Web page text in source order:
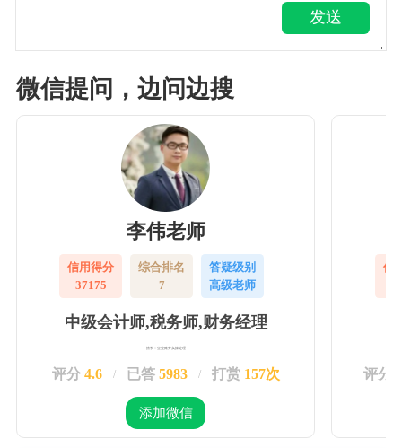
发送
微信提问，边问边搜
李伟老师
信用得分
37175
综合排名
7
答疑级别
高级老师
中级会计师,税务师,财务经理
擅长：企业账务实操处理
评分 4.6 / 已答 5983 / 打赏 157次
添加微信
信
评分